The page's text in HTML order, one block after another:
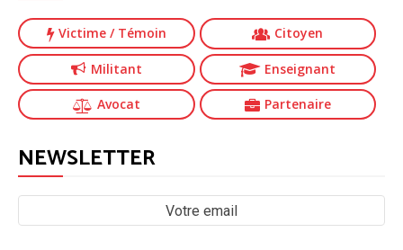
Victime / Témoin Citoyen
Militant Enseignant
Avocat Partenaire
NEWSLETTER